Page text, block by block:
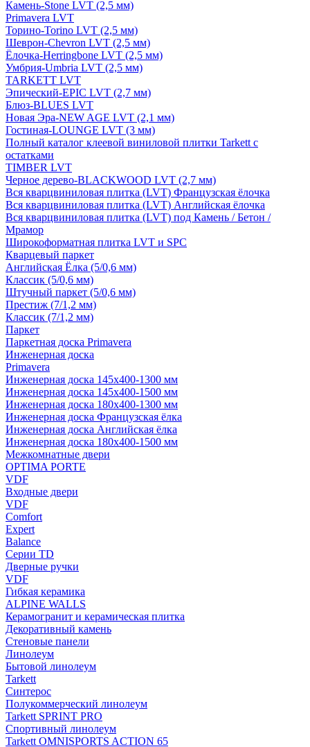
Камень-Stone LVT (2,5 мм)
Primavera LVT
Торино-Torino LVT (2,5 мм)
Шеврон-Chevron LVT (2,5 мм)
Ёлочка-Herringbone LVT (2,5 мм)
Умбрия-Umbria LVT (2,5 мм)
TARKETT LVT
Эпический-EPIC LVT (2,7 мм)
Блюз-BLUES LVT
Новая Эра-NEW AGE LVT (2,1 мм)
Гостиная-LOUNGE LVT (3 мм)
Полный каталог клеевой виниловой плитки Tarkett с
остатками
TIMBER LVT
Черное дерево-BLACKWOOD LVT (2,7 мм)
Вся кварцвиниловая плитка (LVT) Французская ёлочка
Вся кварцвиниловая плитка (LVT) Английская ёлочка
Вся кварцвиниловая плитка (LVT) под Камень / Бетон /
Мрамор
Широкоформатная плитка LVT и SPC
Кварцевый паркет
Английская Ёлка (5/0,6 мм)
Классик (5/0,6 мм)
Штучный паркет (5/0,6 мм)
Престиж (7/1,2 мм)
Классик (7/1,2 мм)
Паркет
Паркетная доска Primavera
Инженерная доска
Primavera
Инженерная доска 145x400-1300 мм
Инженерная доска 145x400-1500 мм
Инженерная доска 180x400-1300 мм
Инженерная доска Французская ёлка
Инженерная доска Английская ёлка
Инженерная доска 180x400-1500 мм
Межкомнатные двери
OPTIMA PORTE
VDF
Входные двери
VDF
Comfort
Expert
Balance
Серии TD
Дверные ручки
VDF
Гибкая керамика
ALPINE WALLS
Керамогранит и керамическая плитка
Декоративный камень
Стеновые панели
Линолеум
Бытовой линолеум
Tarkett
Синтерос
Полукоммерческий линолеум
Tarkett SPRINT PRO
Спортивный линолеум
Tarkett OMNISPORTS ACTION 65